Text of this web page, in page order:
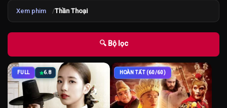
Xem phim Thần Thoại
🔍 Bộ lọc
FULL 6.8 HOÀN TẤT (60/60)